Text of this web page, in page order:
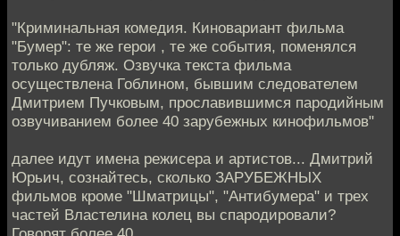
"Криминальная комедия. Киновариант фильма
"Бумер": те же герои , те же события, поменялся
только дубляж. Озвучка текста фильма
осуществлена Гоблином, бывшим следователем
Дмитрием Пучковым, прославившимся пародийным
озвучиванием более 40 зарубежных кинофильмов"
далее идут имена режисера и артистов... Дмитрий
Юрьич, сознайтесь, сколько ЗАРУБЕЖНЫХ
фильмов кроме "Шматрицы", "Антибумера" и трех
частей Властелина колец вы спародировали?